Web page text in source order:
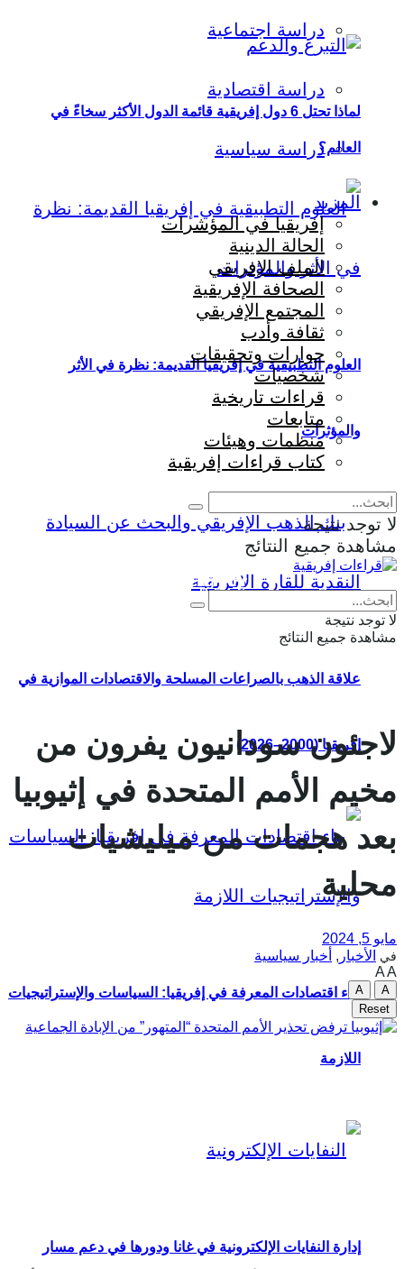
دراسة اجتماعية
دراسة اقتصادية
دراسة سياسية
العلوم التطبيقية في إفريقيا القديمة: نظرة في الأثر
والمؤثرات
علاقة الذهب بالصراعات المسلحة والاقتصادات الموازية في
إفريقيا (2000–2026)
بناء اقتصادات المعرفة في إفريقيا: السياسات والإستراتيجيات
اللازمة
إدارة النفايات الإلكترونية في غانا ودورها في دعم مسار
لماذا تحتل 6 دول إفريقية قائمة الدول الأكثر سخاءً في
العالم؟
المزيد
إفريقيا في المؤشرات
الحالة الدينية
الملف الإفريقي
الصحافة الإفريقية
المجتمع الإفريقي
ثقافة وأدب
حوارات وتحقيقات
شخصيات
قراءات تاريخية
متابعات
منظمات وهيئات
كتاب قراءات إفريقية
لا توجد نتيجة
مشاهدة جميع النتائج
Eng Fr
لا توجد نتيجة
مشاهدة جميع النتائج
لاجئون سودانيون يفرون من
مخيم الأمم المتحدة في إثيوبيا
بعد هجمات من ميليشيات
محلية
مايو 5, 2024
في الأخبار , أخبار سياسية
AA
A
A
Reset